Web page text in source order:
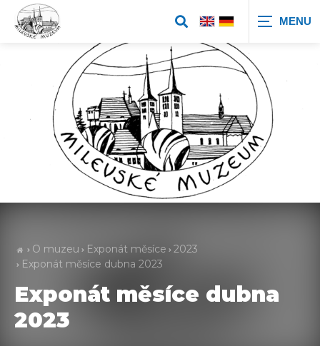
vyhledávání
O muzeu Exponát měsíce
2023
Exponát měsíce dubna 2023
Exponát měsíce dubna
2023